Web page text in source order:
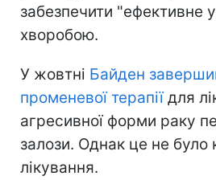
забезпечити "ефективне
хворобою.
У жовтні Байден
променевої терапіїдля
агресивної форми раку
залози. Однак це не було
лікування.